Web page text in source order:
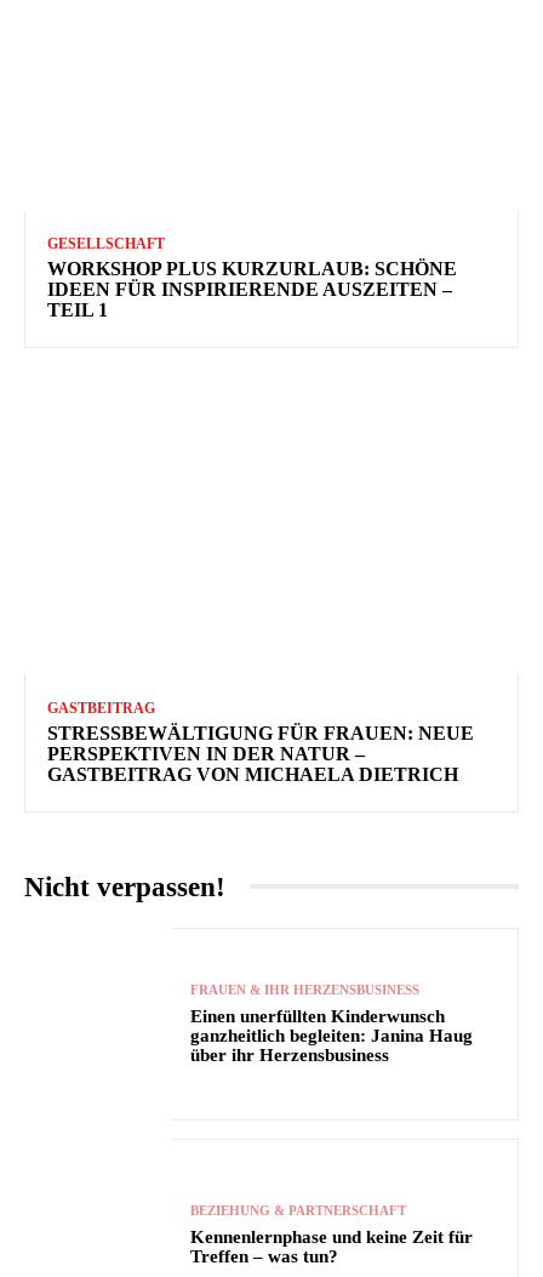
GESELLSCHAFT
WORKSHOP PLUS KURZURLAUB: SCHÖNE
IDEEN FÜR INSPIRIERENDE AUSZEITEN –
TEIL 1
GASTBEITRAG
STRESSBEWÄLTIGUNG FÜR FRAUEN: NEUE
PERSPEKTIVEN IN DER NATUR –
GASTBEITRAG VON MICHAELA DIETRICH
Nicht verpassen!
FRAUEN & IHR HERZENSBUSINESS
Einen unerfüllten Kinderwunsch
ganzheitlich begleiten: Janina Haug
über ihr Herzensbusiness
BEZIEHUNG & PARTNERSCHAFT
Kennenlernphase und keine Zeit für
Treffen – was tun?